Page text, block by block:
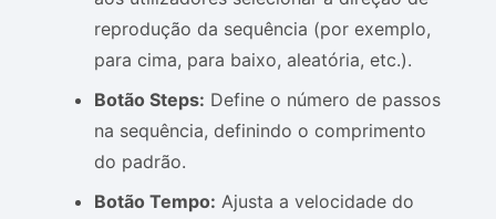
reprodução da sequência (por exemplo,
para cima, para baixo, aleatória, etc.).
Botão Steps: Define o número de passos
na sequência, definindo o comprimento
do padrão.
Botão Tempo: Ajusta a velocidade do